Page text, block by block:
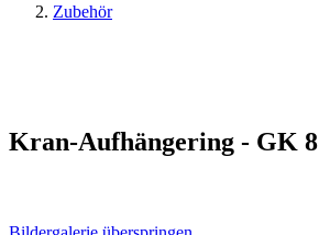
Zubehör
Kran-Aufhängering - GK 8